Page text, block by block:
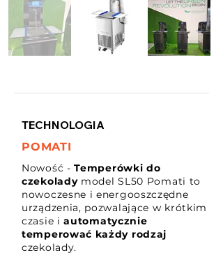
TECHNOLOGIA
POMATI
Nowość -Temperówki do
czekoladymodel SL50 Pomati to
nowoczesne i energooszczędne
urządzenia, pozwalające w krótkim
czasie i automatycznie
temperować każdy rodzaj
czekolady.